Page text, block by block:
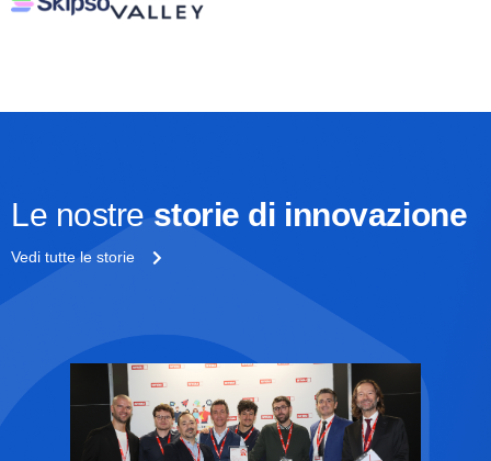
Le nostrestorie di innovazione
Vedi tutte le storie